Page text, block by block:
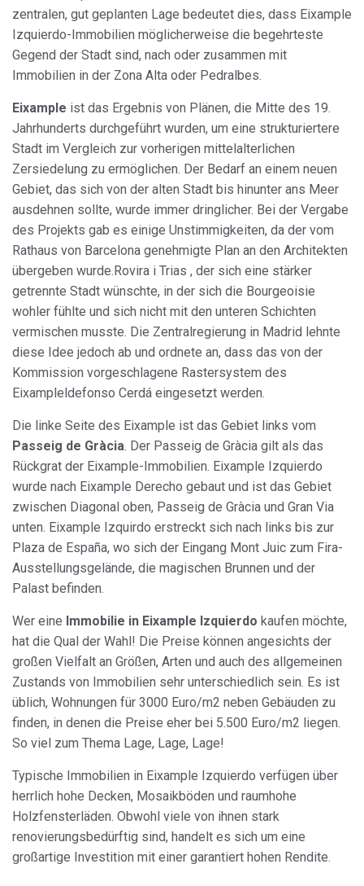
zentralen, gut geplanten Lage bedeutet dies, dass Eixample
Izquierdo-Immobilien möglicherweise die begehrteste
Gegend der Stadt sind, nach oder zusammen mit
Immobilien in der Zona Alta oder Pedralbes.
Eixample ist das Ergebnis von Plänen, die Mitte des 19.
Jahrhunderts durchgeführt wurden, um eine strukturiertere
Stadt im Vergleich zur vorherigen mittelalterlichen
Zersiedelung zu ermöglichen. Der Bedarf an einem neuen
Gebiet, das sich von der alten Stadt bis hinunter ans Meer
ausdehnen sollte, wurde immer dringlicher. Bei der Vergabe
des Projekts gab es einige Unstimmigkeiten, da der vom
Rathaus von Barcelona genehmigte Plan an den Architekten
übergeben wurde.Rovira i Trias , der sich eine stärker
getrennte Stadt wünschte, in der sich die Bourgeoisie
wohler fühlte und sich nicht mit den unteren Schichten
vermischen musste. Die Zentralregierung in Madrid lehnte
diese Idee jedoch ab und ordnete an, dass das von der
Kommission vorgeschlagene Rastersystem des
Eixampleldefonso Cerdá eingesetzt werden.
Die linke Seite des Eixample ist das Gebiet links vom
Passeig de Gràcia. Der Passeig de Gràcia gilt als das
Rückgrat der Eixample-Immobilien. Eixample Izquierdo
wurde nach Eixample Derecho gebaut und ist das Gebiet
zwischen Diagonal oben, Passeig de Gràcia und Gran Via
unten. Eixample Izquirdo erstreckt sich nach links bis zur
Plaza de España, wo sich der Eingang Mont Juic zum Fira-
Ausstellungsgelände, die magischen Brunnen und der
Palast befinden.
Wer eine Immobilie in Eixample Izquierdo kaufen möchte,
hat die Qual der Wahl! Die Preise können angesichts der
großen Vielfalt an Größen, Arten und auch des allgemeinen
Zustands von Immobilien sehr unterschiedlich sein. Es ist
üblich, Wohnungen für 3000 Euro/m2 neben Gebäuden zu
finden, in denen die Preise eher bei 5.500 Euro/m2 liegen.
So viel zum Thema Lage, Lage, Lage!
Typische Immobilien in Eixample Izquierdo verfügen über
herrlich hohe Decken, Mosaikböden und raumhohe
Holzfensterläden. Obwohl viele von ihnen stark
renovierungsbedürftig sind, handelt es sich um eine
großartige Investition mit einer garantiert hohen Rendite.